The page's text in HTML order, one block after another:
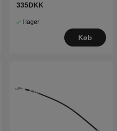
335DKK
I lager
Køb